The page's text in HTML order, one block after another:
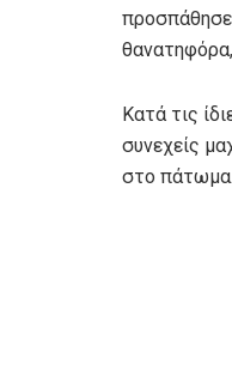
προσπάθησε
Κατά τις
συνεχείς
στο πάτωμα.